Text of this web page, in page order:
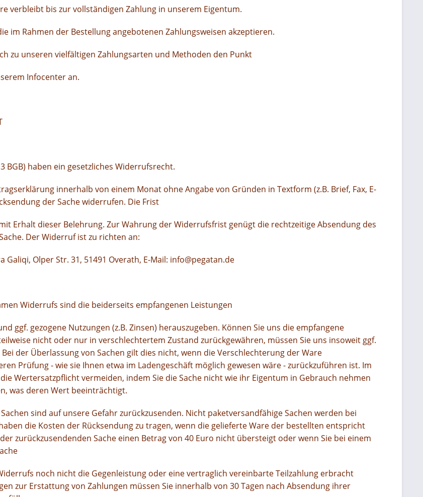
verbleibt bis zur vollständigen Zahlung in unserem Eigentum.
im Rahmen der Bestellung angebotenen Zahlungsweisen akzeptieren.
zu unseren vielfältigen Zahlungsarten und Methoden den Punkt
Infocenter an.
BGB) haben ein gesetzliches Widerrufsrecht.
innerhalb von einem Monat ohne Angabe von Gründen in Textform (z.B. Brief, Fax, E-
der Sache widerrufen. Die Frist
Erhalt dieser Belehrung. Zur Wahrung der Widerrufsfrist genügt die rechtzeitige Absendung des
Der Widerruf ist zu richten an:
Galiqi, Olper Str. 31, 51491 Overath, E-Mail: info@pegatan.de
Widerrufs sind die beiderseits empfangenen Leistungen
ggf. gezogene Nutzungen (z.B. Zinsen) herauszugeben. Können Sie uns die empfangene
nicht oder nur in verschlechtertem Zustand zurückgewähren, müssen Sie uns insoweit ggf.
der Überlassung von Sachen gilt dies nicht, wenn die Verschlechterung der Ware
Prüfung - wie sie Ihnen etwa im Ladengeschäft möglich gewesen wäre - zurückzuführen ist. Im
Wertersatzpflicht vermeiden, indem Sie die Sache nicht wie ihr Eigentum in Gebrauch nehmen
was deren Wert beeinträchtigt.
sind auf unsere Gefahr zurückzusenden. Nicht paketversandfähige Sachen werden bei
die Kosten der Rücksendung zu tragen, wenn die gelieferte Ware der bestellten entspricht
zurückzusendenden Sache einen Betrag von 40 Euro nicht übersteigt oder wenn Sie bei einem
noch nicht die Gegenleistung oder eine vertraglich vereinbarte Teilzahlung erbracht
zur Erstattung von Zahlungen müssen Sie innerhalb von 30 Tagen nach Absendung ihrer